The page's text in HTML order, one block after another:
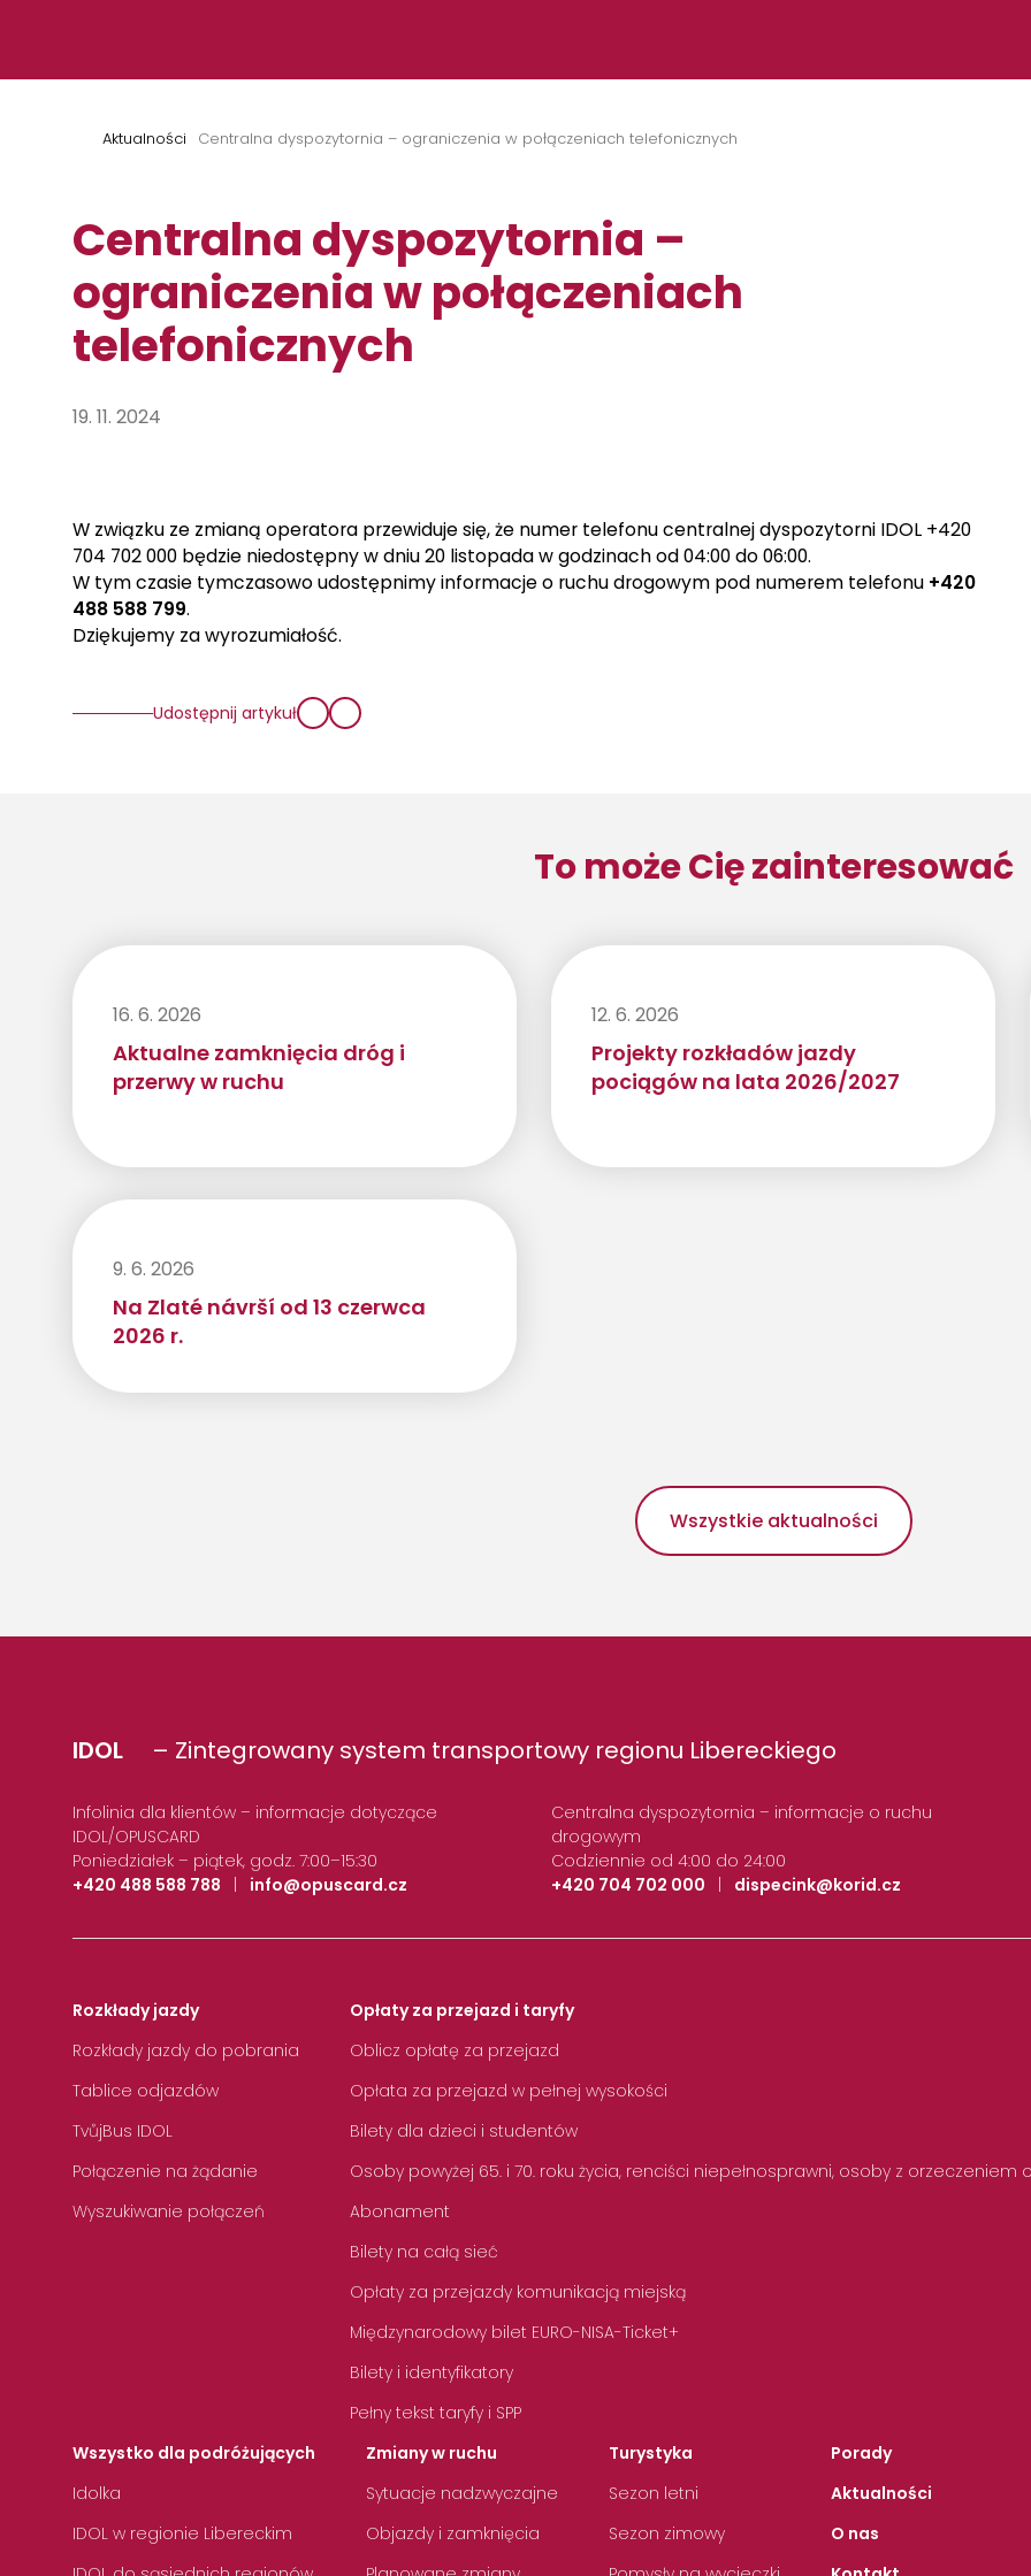
Aktualności Centralna dyspozytornia – ograniczenia w połączeniach telefonicznych
Centralna dyspozytornia –
ograniczenia w połączeniach
telefonicznych
19. 11. 2024
W związku ze zmianą operatora przewiduje się, że numer telefonu centralnej dyspozytorni IDOL +420
704 702 000 będzie niedostępny w dniu 20 listopada w godzinach od 04:00 do 06:00.
W tym czasie tymczasowo udostępnimy informacje o ruchu drogowym pod numerem telefonu +420
488 588 799.
Dziękujemy za wyrozumiałość.
Udostępnij artykuł
To może Cię zainteresować
16. 6. 2026
Aktualne zamknięcia dróg i
przerwy w ruchu
12. 6. 2026
Projekty rozkładów jazdy
pociągów na lata 2026/2027
9. 6. 2026
Na Zlaté návrší od 13 czerwca
2026 r.
Wszystkie aktualności
IDOL – Zintegrowany system transportowy regionu Libereckiego
Infolinia dla klientów – informacje dotyczące
IDOL/OPUSCARD
Poniedziałek – piątek, godz. 7:00–15:30
+420 488 588 788
| info@opuscard.cz
Centralna dyspozytornia – informacje o ruchu
drogowym
Codziennie od 4:00 do 24:00
+420 704 702 000
| dispecink@korid.cz
Rozkłady jazdy
Rozkłady jazdy do pobrania
Tablice odjazdów
TvůjBus IDOL
Połączenie na żądanie
Wyszukiwanie połączeń
Opłaty za przejazd i taryfy
Oblicz opłatę za przejazd
Opłata za przejazd w pełnej wysokości
Bilety dla dzieci i studentów
Osoby powyżej 65. i 70. roku życia, renciści niepełnosprawni, osoby z orzeczeniem
Abonament
Bilety na całą sieć
Opłaty za przejazdy komunikacją miejską
Międzynarodowy bilet EURO-NISA-Ticket+
Bilety i identyfikatory
Pełny tekst taryfy i SPP
Wszystko dla podróżujących
Idolka
IDOL w regionie Libereckim
Zmiany w ruchu
Sytuacje nadzwyczajne
Objazdy i zamknięcia
Turystyka
Sezon letni
Sezon zimowy
Porady
Aktualności
O nas